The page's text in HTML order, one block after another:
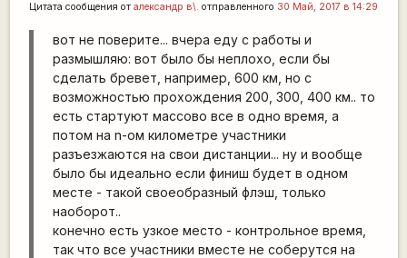
Цитата сообщения от александр в\. отправленного 30 Май, 2017 в 14:29
вот не поверите... вчера еду с работы и
размышляю: вот было бы неплохо, если бы
сделать бревет, например, 600 км, но с
возможностью прохождения 200, 300, 400 км.. то
есть стартуют массово все в одно время, а
потом на n-ом километре участники
разъезжаются на свои дистанции... ну и вообще
было бы идеально если финиш будет в одном
месте - такой своеобразный флэш, только
наоборот..
конечно есть узкое место - контрольное время,
так что все участники вместе не соберутся на